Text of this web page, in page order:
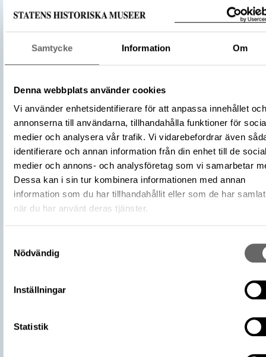
Samtycke Information Om
Denna webbplats använder cookies
Vi använder enhetsidentifierare för att anpassa innehållet och
annonserna till användarna, tillhandahålla funktioner för
medier och analysera vår trafik. Vi vidarebefordrar även
identifierare och annan information från din enhet till de
medier och annons- och analysföretag som vi samarbetar
Dessa kan i sin tur kombinera informationen med annan
information som du har tillhandahållit eller som de har
när du har använt deras tjänster.
Nödvändig
Inställningar
Statistik
Arkeologisk samling
Valör
dirham
Material
Silver
286 a.H.
Tidsperiod
Vikingatid
Tillverkningsplats
Kalifatet
Samanidiska riket
al-Shash
Tillverkare Ismail ibn Ahmad(Myntherre)
Föremålsnummer
3001562
Förvärvsnummer
16200
Plats: Sigsarve, Fornlämning:
kommun, Landskap: Gotland, Land:
Del av